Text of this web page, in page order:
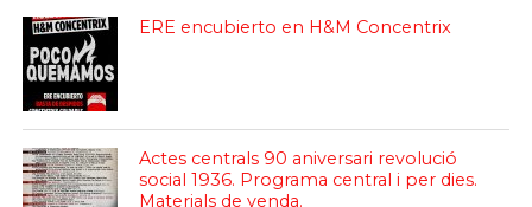
ERE encubierto en H&M Concentrix
Actes centrals 90 aniversari revolució
social 1936. Programa central i per dies.
Materials de venda.